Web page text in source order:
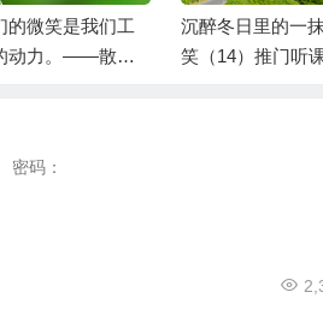
的微笑是我们工
动力。——散学
沉醉冬日里的一
笑（14）推门听
密码：